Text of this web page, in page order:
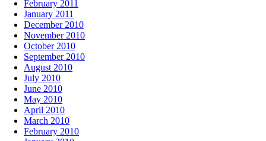
February 2011
January 2011
December 2010
November 2010
October 2010
September 2010
August 2010
July 2010
June 2010
May 2010
April 2010
March 2010
February 2010